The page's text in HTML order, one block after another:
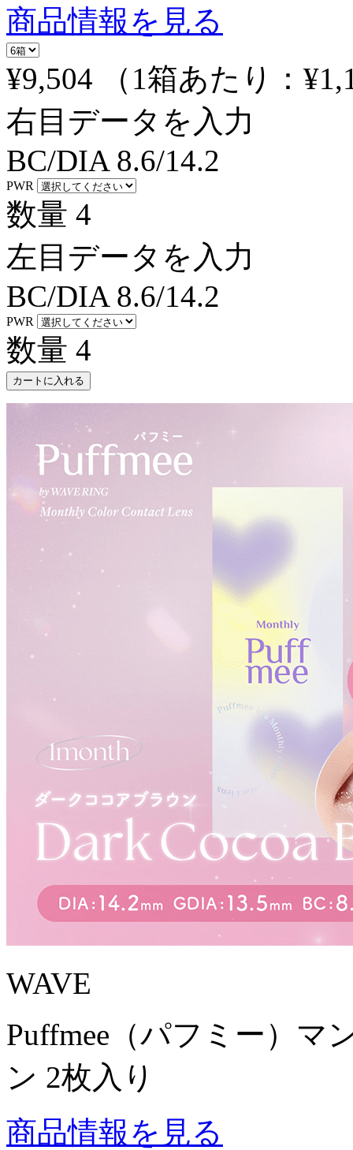
商品情報を見る
¥9,504
（1箱あたり：
右目データを入力
BC/DIA 8.6/14.2
PWR
数量 4
左目データを入力
BC/DIA 8.6/14.2
PWR
数量 4
カートに入れる
WAVE
Puffmee（パフミー）マ
ン 2枚入り
商品情報を見る